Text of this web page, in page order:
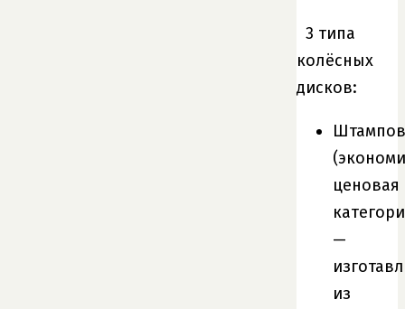
3 типа
колёсных
дисков:
ценовая
—
из